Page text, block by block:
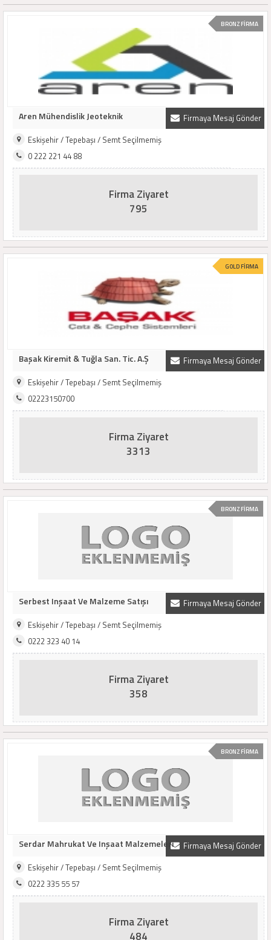
BRONZ FİRMA
Firmaya Mesaj Gönder
Aren Mühendislik Jeoteknik
Eskişehir / Tepebaşı / Semt Seçilmemiş
0 222 221 44 88
Firma Ziyaret
795
GOLD FİRMA
Firmaya Mesaj Gönder
Başak Kiremit & Tuğla San. Tic. A.Ş
Eskişehir / Tepebaşı / Semt Seçilmemiş
02223150700
Firma Ziyaret
3313
BRONZ FİRMA
Firmaya Mesaj Gönder
Serbest Inşaat Ve Malzeme Satışı
Eskişehir / Tepebaşı / Semt Seçilmemiş
0222 323 40 14
Firma Ziyaret
358
BRONZ FİRMA
Firmaya Mesaj Gönder
Serdar Mahrukat Ve Inşaat Malzemeleri
Eskişehir / Tepebaşı / Semt Seçilmemiş
0222 335 55 57
Firma Ziyaret
484